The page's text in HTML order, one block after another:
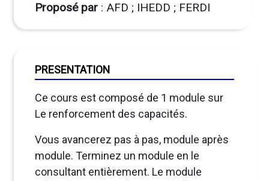
Proposé par : AFD ; IHEDD ; FERDI
PRESENTATION
Ce cours est composé de 1 module sur
Le renforcement des capacités.
Vous avancerez pas à pas, module après
module. Terminez un module en le
consultant entièrement. Le module